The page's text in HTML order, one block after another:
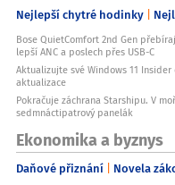
Nejlepší chytré hodinky
Bose QuietComfort 2nd Gen
lepší ANC a poslech přes USB-C
Aktualizujte své Windows 11
aktualizace
Pokračuje záchrana Starshipu. V
sedmnáctipatrový panelák
Ekonomika a byznys
Daňové přiznání Novela